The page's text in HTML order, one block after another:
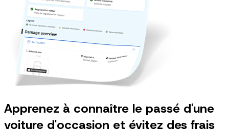
Apprenez à connaître le passé d'une
voiture d'occasion et évitez des frais